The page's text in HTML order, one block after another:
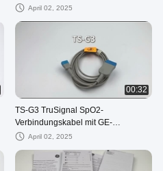
April 02, 2025
00:32
TS-G3 TruSignal SpO2-
Verbindungskabel mit GE-
Anschluss, 3M/10FT
April 02, 2025